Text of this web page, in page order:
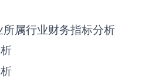
属行业财务指标分析